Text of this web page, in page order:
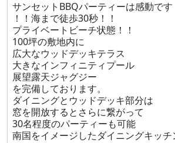
サンセットBBQパーティーは感動です
！！海まで徒歩30秒！！
プライベートビーチ状態！！
100坪の敷地内に
広大なウッドデッキテラス
大きなインフィニティプール
展望露天ジャグジー
を完備しております。
ダイニングとウッドデッキ部分は
窓を開放するとさらに繋がって
30名程度のパーティーも可能
南国をイメージしたダイニングキッ